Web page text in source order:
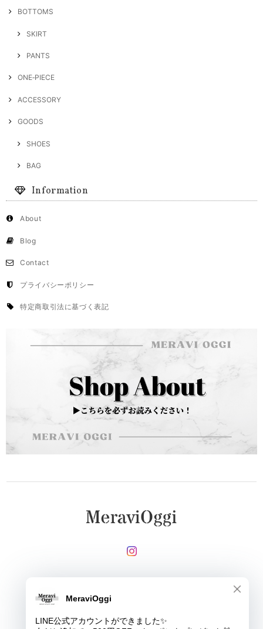
BOTTOMS
SKIRT
PANTS
ONE‐PIECE
ACCESSORY
GOODS
SHOES
BAG
Information
About
Blog
Contact
プライバシーポリシー
特定商取引法に基づく表記